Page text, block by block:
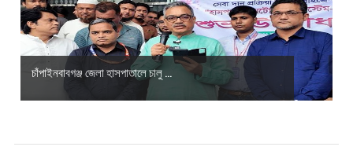
চাঁপাইনবাবগঞ্জ জেলা হাসপাতালে চালু ...